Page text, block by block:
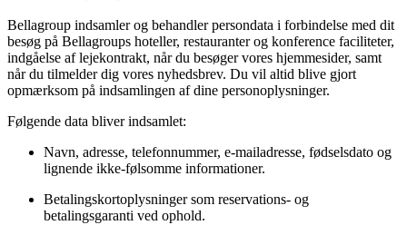
Bellagroup indsamler og behandler persondata i forbindelse med dit
besøg på Bellagroups hoteller, restauranter og konference faciliteter,
indgåelse af lejekontrakt, når du besøger vores hjemmesider, samt
når du tilmelder dig vores nyhedsbrev. Du vil altid blive gjort
opmærksom på indsamlingen af dine personoplysninger.
Følgende data bliver indsamlet:
Navn, adresse, telefonnummer, e-mailadresse, fødselsdato og
lignende ikke-følsomme informationer.
Betalingskortoplysninger som reservations- og
betalingsgaranti ved ophold.